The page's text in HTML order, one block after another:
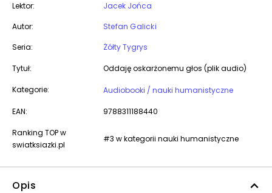
Lektor:
Jacek Jońca
Autor:
Stefan Galicki
Seria:
Żółty Tygrys
Tytuł: Oddaję oskarżonemu głos (plik audio)
Kategorie: Audiobooki / nauki humanistyczne
EAN: 9788311188440
Ranking TOP w
swiatksiazki.pl
#3 w kategorii nauki humanistyczne
Opis